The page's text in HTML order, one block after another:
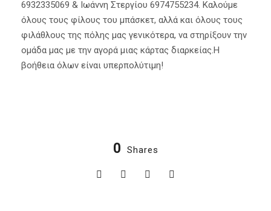
6932335069 & Ιωάννη Στεργίου 6974755234. Καλούμε
όλους τους φίλους του μπάσκετ, αλλά και όλους τους
φιλάθλους της πόλης μας γενικότερα, να στηρίξουν την
ομάδα μας με την αγορά μιας κάρτας διαρκείας.Η
βοήθεια όλων είναι υπερπολύτιμη!
0 Shares